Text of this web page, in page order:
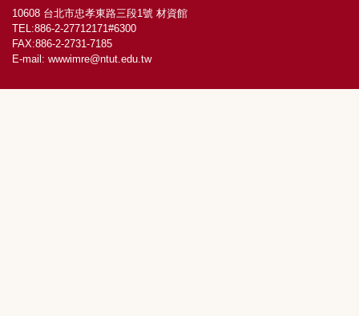
10608 台北市忠孝東路三段1號 材資館
TEL:886-2-27712171#6300
FAX:886-2-2731-7185
E-mail: wwwimre@ntut.edu.tw